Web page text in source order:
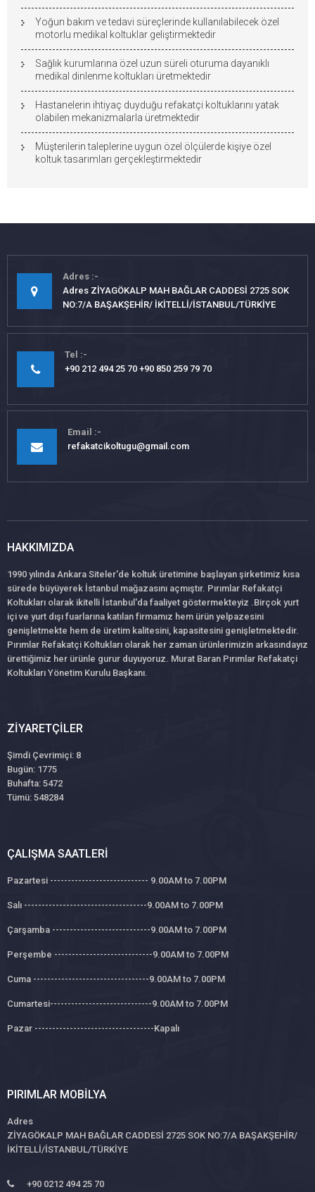
Yoğun bakım ve tedavi süreçlerinde kullanılabilecek özel
motorlu medikal koltuklar geliştirmektedir
Sağlık kurumlarına özel uzun süreli oturuma dayanıklı
medikal dinlenme koltukları üretmektedir
Hastanelerin ihtiyaç duyduğu refakatçi koltuklarını yatak
olabilen mekanizmalarla üretmektedir
Müşterilerin taleplerine uygun özel ölçülerde kişiye özel
koltuk tasarımları gerçekleştirmektedir
Adres
Adres ZİYAGÖKALP MAH BAĞLAR CADDESİ 2725 SOK
NO:7/A BAŞAKŞEHİR/ İKİTELLİ/İSTANBUL/TÜRKİYE
Tel
+90 212 494 25 70 +90 850 259 79 70
Email
refakatcikoltugu@gmail.com
HAKKIMIZDA
1990 yılında Ankara Siteler'de koltuk üretimine başlayan şirketimiz kısa
sürede büyüyerek İstanbul mağazasını açmıştır. Pırımlar Refakatçi
Koltukları olarak ikitelli İstanbul'da faaliyet göstermekteyiz .Birçok yurt
içi ve yurt dışı fuarlarına katılan firmamız hem ürün yelpazesini
genişletmekte hem de üretim kalitesini, kapasitesini genişletmektedir.
Pırımlar Refakatçi Koltukları olarak her zaman ürünlerimizin arkasındayız
ürettiğimiz her ürünle gurur duyuyoruz. Murat Baran Pırımlar Refakatçi
Koltukları Yönetim Kurulu Başkanı.
ZIYARETÇILER
Şimdi Çevrimiçi: 8
Bugün: 1775
Buhafta: 5472
Tümü: 548284
ÇALIŞMA SAATLERI
Pazartesi ---------------------------- 9.00AM to 7.00PM
Salı -----------------------------------9.00AM to 7.00PM
Çarşamba ----------------------------9.00AM to 7.00PM
Perşembe ----------------------------9.00AM to 7.00PM
Cuma ---------------------------------9.00AM to 7.00PM
Cumartesi-----------------------------9.00AM to 7.00PM
Pazar ----------------------------------Kapalı
PIRIMLAR MOBILYA
Adres
ZİYAGÖKALP MAH BAĞLAR CADDESİ 2725 SOK NO:7/A BAŞAKŞEHİR/
İKİTELLİ/İSTANBUL/TÜRKİYE
+90 0212 494 25 70